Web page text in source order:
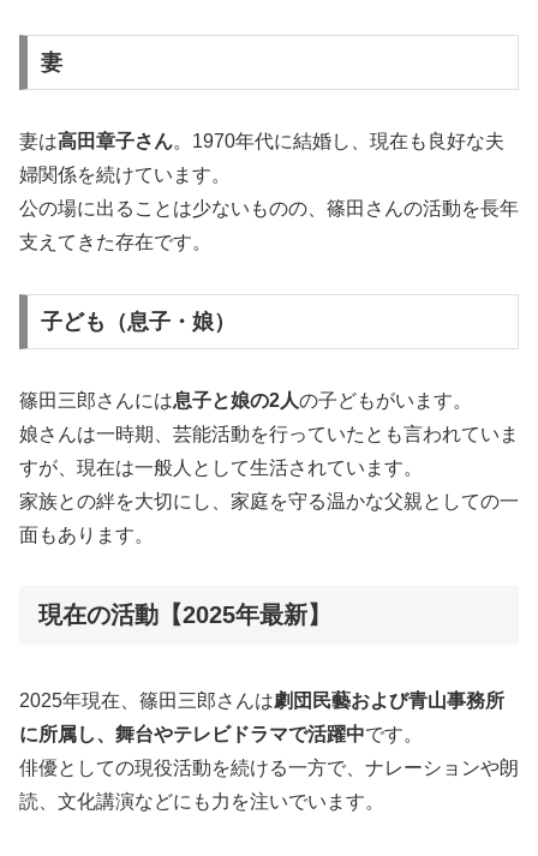
妻
妻は高田章子さん。1970年代に結婚し、現在も良好な夫
婦関係を続けています。
公の場に出ることは少ないものの、篠田さんの活動を長年
支えてきた存在です。
子ども（息子・娘）
篠田三郎さんには息子と娘の2人の子どもがいます。
娘さんは一時期、芸能活動を行っていたとも言われていま
すが、現在は一般人として生活されています。
家族との絆を大切にし、家庭を守る温かな父親としての一
面もあります。
現在の活動【2025年最新】
2025年現在、篠田三郎さんは劇団民藝および青山事務所
に所属し、舞台やテレビドラマで活躍中です。
俳優としての現役活動を続ける一方で、ナレーションや朗
読、文化講演などにも力を注いでいます。